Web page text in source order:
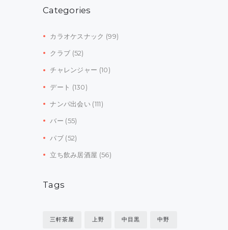
Categories
カラオケスナック (99)
クラブ (52)
チャレンジャー (10)
デート (130)
ナンパ出会い (111)
バー (55)
パブ(52)
立ち飲み居酒屋 (56)
Tags
三軒茶屋 上野 中目黒 中野